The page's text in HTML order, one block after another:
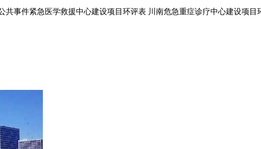
事件紧急医学救援中心建设项目环评表 川南危急重症诊疗中心建设项目